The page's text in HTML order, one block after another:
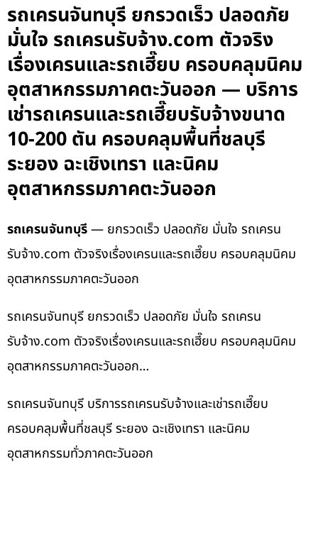
รถเครนจันทบุรี ยกรวดเร็ว ปลอดภัย
มั่นใจ รถเครนรับจ้าง.com ตัวจริง
เรื่องเครนและรถเฮี๊ยบ ครอบคลุมนิคม
อุตสาหกรรมภาคตะวันออก — บริการ
เช่ารถเครนและรถเฮี๊ยบรับจ้างขนาด
10-200 ตัน ครอบคลุมพื้นที่ชลบุรี
ระยอง ฉะเชิงเทรา และนิคม
อุตสาหกรรมภาคตะวันออก
รถเครนจันทบุรี— ยกรวดเร็ว ปลอดภัย มั่นใจ รถเครน
รับจ้าง.com ตัวจริงเรื่องเครนและรถเฮี๊ยบ ครอบคลุมนิคม
อุตสาหกรรมภาคตะวันออก
รถเครนจันทบุรี ยกรวดเร็ว ปลอดภัย มั่นใจ รถเครน
รับจ้าง.com ตัวจริงเรื่องเครนและรถเฮี๊ยบ ครอบคลุมนิคม
อุตสาหกรรมภาคตะวันออก…
รถเครนจันทบุรี บริการรถเครนรับจ้างและเช่ารถเฮี๊ยบ
ครอบคลุมพื้นที่ชลบุรี ระยอง ฉะเชิงเทรา และนิคม
อุตสาหกรรมทั่วภาคตะวันออก